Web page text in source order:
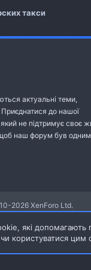
такси
актуальні теми,
Приєднатися до нашої
не підтримує своє
наш форум був одним
2026 XenForo Ltd.
2022 XenForo Ltd. | dev:
які допомагають
користуватися цим